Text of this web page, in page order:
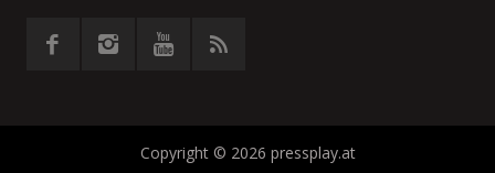
Copyright © 2026 pressplay.at